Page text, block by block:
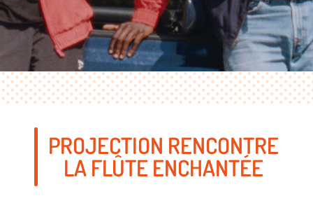
PROJECTION RENCONTRE
LA FLÛTE ENCHANTÉE